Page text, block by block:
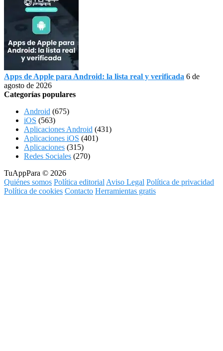
Apps de Apple para Android: la lista real y verificada 6 de
agosto de 2026
Categorías populares
Android (675)
iOS (563)
Aplicaciones Android (431)
Aplicaciones iOS (401)
Aplicaciones (315)
Redes Sociales (270)
TuAppPara © 2026
Quiénes somos Política editorial Aviso Legal Política de privacidad
Política de cookies Contacto Herramientas gratis